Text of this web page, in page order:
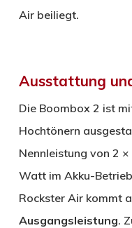
Air beiliegt.
Ausstattung
Die Boombox 2 ist
Hochtönern
Nennleistung von 2
Watt im Akku-
Rockster Air kommt
Ausgangsleistung.